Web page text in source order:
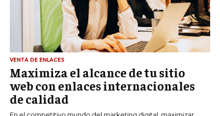
VENTA DE ENLACES
Maximiza el alcance de tu sitio
web con enlaces internacionales
de calidad
En el competitivo mundo del marketing digital, maximizar